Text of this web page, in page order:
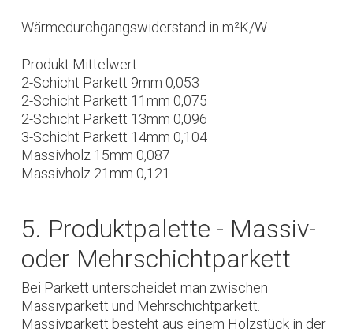
Wärmedurchgangswiderstand in m²K/W
Produkt Mittelwert
2-Schicht Parkett 9mm 0,053
2-Schicht Parkett 11mm 0,075
2-Schicht Parkett 13mm 0,096
3-Schicht Parkett 14mm 0,104
Massivholz 15mm 0,087
Massivholz 21mm 0,121
5. Produktpalette - Massiv-
oder Mehrschichtparkett
Bei Parkett unterscheidet man zwischen
Massivparkett und Mehrschichtparkett.
Massivparkett besteht aus einem Holzstück in der